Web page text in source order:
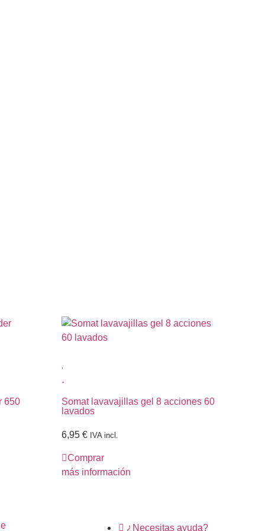
650
Somat lavavajillas gel 8 acciones 60
lavados
6,95 € IVA incl.
Comprar
más información
¿Necesitas ayuda?